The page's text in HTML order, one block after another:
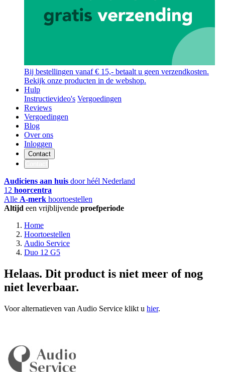
Bij bestellingen vanaf € 15,- betaalt u geen verzendkosten.
Bekijk onze producten in de webshop.
Hulp
Instructievideo's Vergoedingen
Reviews
Vergoedingen
Blog
Over ons
Inloggen
Contact
Audiciens aan huis door héél Nederland
12 hoorcentra
Alle A-merk hoortoestellen
Altijd een vrijblijvende proefperiode
Home
Hoortoestellen
Audio Service
Duo 12 G5
Helaas. Dit product is niet meer of nog
niet leverbaar.
Voor alternatieven van Audio Service klikt u hier.